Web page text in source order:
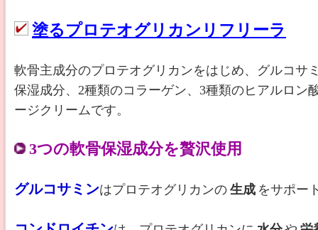
塗るプロテオグリカンリフリーラ
軟骨主成分のプロテオグリカンをはじめ、グルコサ
保湿成分、2種類のコラーゲン、3種類のヒアルロン
ージクリームです。
3つの軟骨保湿成分を贅沢使用
グルコサミンはプロテオグリカンの 生成 をサポー